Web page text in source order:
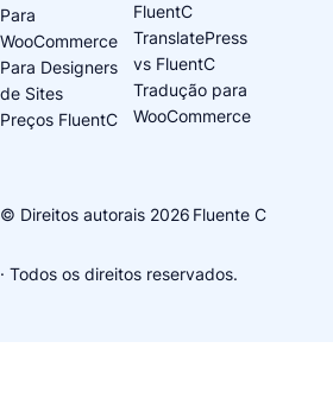
Para
WooCommerce
Para Designers
de Sites
Preços FluentC
FluentC
TranslatePress
vs FluentC
Tradução para
WooCommerce
© Direitos autorais 2026 Fluente C
· Todos os direitos reservados.